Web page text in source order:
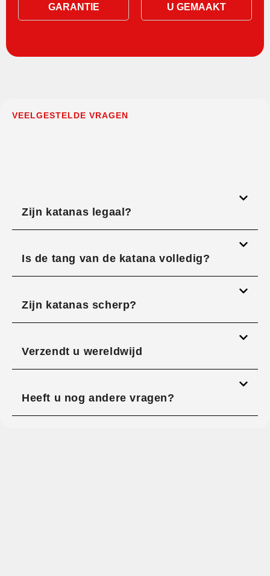
GARANTIE
U GEMAAKT
VEELGESTELDE VRAGEN
Zijn katanas legaal?
Is de tang van de katana volledig?
Zijn katanas scherp?
Verzendt u wereldwijd
Heeft u nog andere vragen?